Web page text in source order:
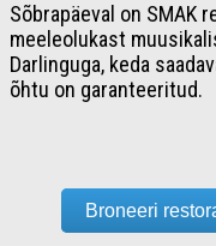
Sõbrapäeval on SMAK
meeleolukast
Darlinguga, keda
õhtu on garanteeritud.
Broneeri